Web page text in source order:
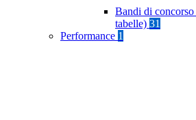
Bandi di
tabelle) 31
Performance 1